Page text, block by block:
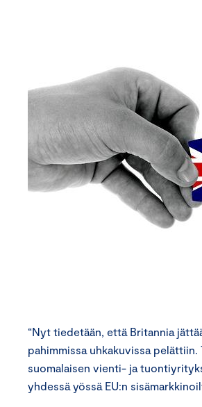
“Nyt tiedetään, että Britannia
pahimmissa uhkakuvissa
suomalaisen vienti- ja
yhdessä yössä EU:n